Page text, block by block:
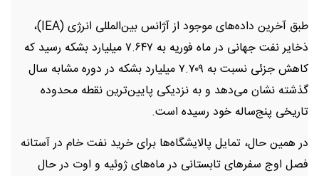
طبق آخرین داده‌های موجود از آژانس بین‌المللی انرژی (IEA)،
ذخایر نفت جهانی در ماه فوریه به ۷.۶۴۷ میلیارد بشکه رسید که
کاهش جزئی نسبت به ۷.۷۰۹ میلیارد بشکه در دوره مشابه سال
گذشته نشان می‌دهد و به نزدیکی پایین‌ترین نقطه محدوده
تاریخی پنج‌ساله خود رسیده است.
در همین حال، تمایل پالایشگاه‌ها برای خرید نفت خام در آستانه
فصل اوج سفرهای تابستانی در ماه‌های ژوئیه و اوت در حال